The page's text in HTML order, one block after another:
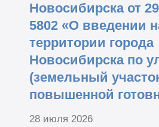
Новосибирска от
5802 «О введении
территории города
Новосибирска по
(земельный
повышенной
28 июля 2026